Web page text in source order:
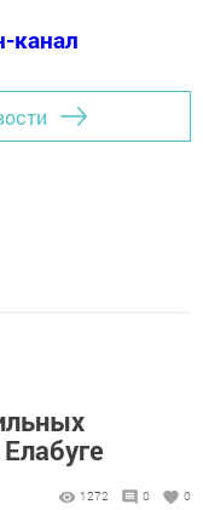
канал
1272 0 0